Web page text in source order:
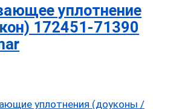
уплотнение
172451-71390